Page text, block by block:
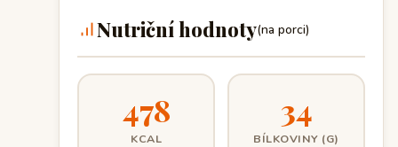
Nutriční hodnoty(na porci)
478
KCAL
34
BÍLKOVINY (G)